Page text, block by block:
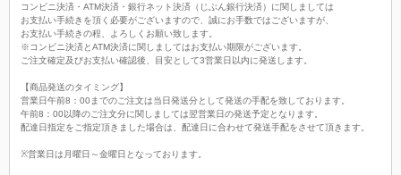
コンビニ決済・ATM決済・銀行ネット決済（じぶん銀行決済）に関しましては
お支払い手続きを頂く必要がございますので、誠にお手数ではございますが、
お支払い手続きの程、よろしくお願い致します。
※コンビニ決済とATM決済に関しましてはお支払い期限がございます。
ご注文確定及びお支払い確認後、目安として3営業日以内に発送します。
【商品発送のタイミング】
営業日午前8：00までのご注文は当日発送分として発送の手配を致しております。
午前8：00以降のご注文分に関しましては翌営業日の発送予定となります。
配達日指定をご指定頂きました場合は、配達日に合わせて発送手配をさせて頂きます。
※営業日は月曜日～金曜日となっております。